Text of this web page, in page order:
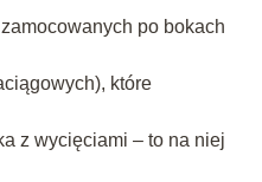
po bokach
które
z wycięciami – to na niej